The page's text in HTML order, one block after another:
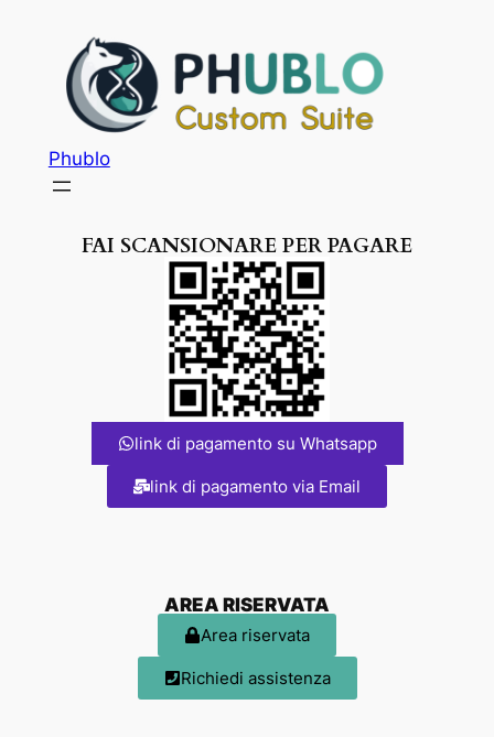
Phublo
FAI SCANSIONARE PER PAGARE
link di pagamento su Whatsapp
link di pagamento via Email
AREA RISERVATA
Area riservata
Richiedi assistenza